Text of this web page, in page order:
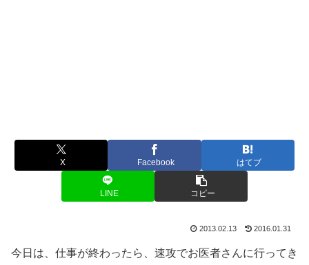
X Facebook はてブ
LINE コピー
2013.02.13 2016.01.31
今日は、仕事が終わったら、速攻でお医者さんに行ってき